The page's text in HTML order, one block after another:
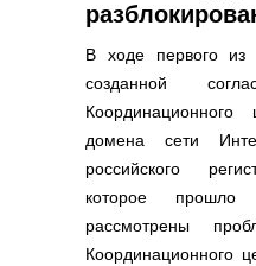
Полезное
Новости о доменах
Статьи о доменах
FAQ по доменам
Полезные ссылки
Словари и списки
Программы
В ходе первого из
созданной
Координационного
домена сети
российского
которое
рассмотрены
Координационного